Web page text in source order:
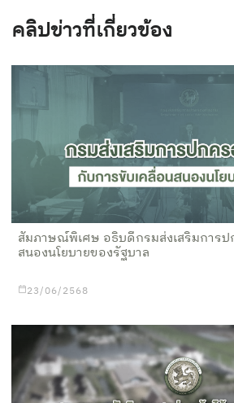
คลิปข่าวที่เกี่ยวข้อง
สัมภาษณ์พิเศษ อธิบดีกรมส่งเสริมการ
สนองนโยบายของรัฐบาล
23/06/2568